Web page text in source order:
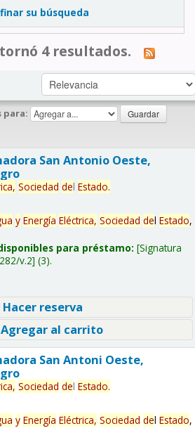
su búsqueda
4 resultados.
para:
San Antonio Oeste,
Sociedad del Estado.
y Energía Eléctrica, Sociedad del Estado,
para préstamo: Signatura
v.2 (3).
Hacer reserva
al carrito
San Antoni Oeste,
Sociedad del Estado.
y Energía Eléctrica, Sociedad del Estado,